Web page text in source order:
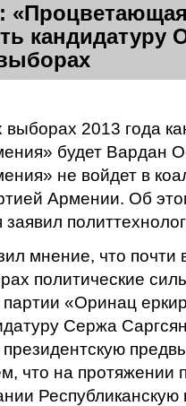
кандидатуру
выборах 2013 года
будет Вардан
не войдет в
Армении. Об
мнение, что почти
политические
«Оринац
Сержа
что на протяжении